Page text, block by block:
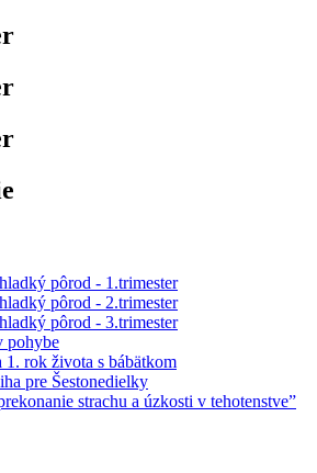
pôrod - 1.trimester
pôrod - 2.trimester
pôrod - 3.trimester
pohybe
1. rok života s bábätkom
pre Šestonedielky
strachu a úzkosti v tehotenstve”